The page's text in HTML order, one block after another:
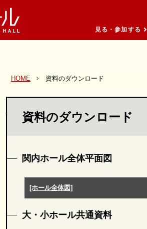
見る・参加する
HOME 資料のダウンロード
資料のダウンロード
関内ホール全体平面図
[ホール全体図]
大・小ホール共通資料